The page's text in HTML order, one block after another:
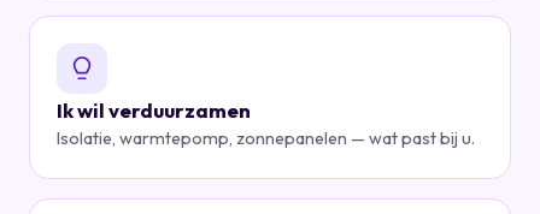
Ik wil verduurzamen
Isolatie, warmtepomp, zonnepanelen — wat past bij u.